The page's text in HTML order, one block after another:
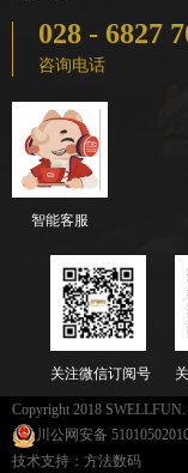
028 - 6827
咨询电话
智能客服
关注微信订阅号
Copyright 2018 SWELLFUN.
川公网安备
技术支持：方法数码